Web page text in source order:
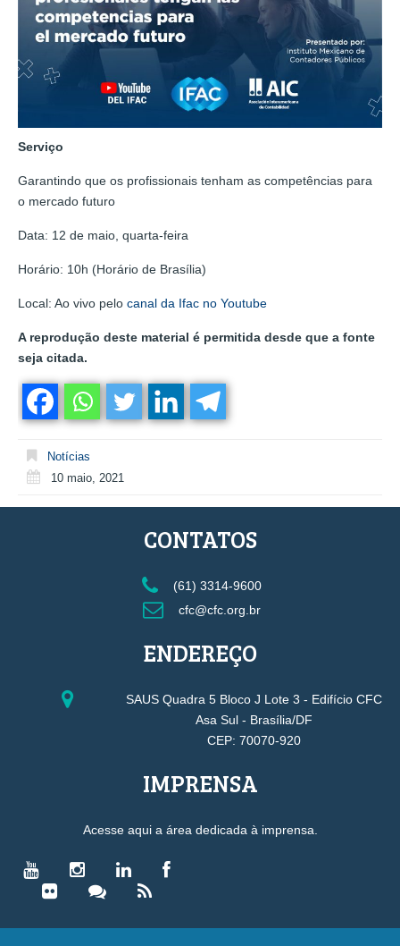
Serviço
Garantindo que os profissionais tenham as competências para
o mercado futuro
Data: 12 de maio, quarta-feira
Horário: 10h (Horário de Brasília)
Local: Ao vivo pelo canal da Ifac no Youtube
A reprodução deste material é permitida desde que a fonte
seja citada.
Notícias
10 maio, 2021
CONTATOS
(61) 3314-9600
cfc@cfc.org.br
ENDEREÇO
SAUS Quadra 5 Bloco J Lote 3 - Edifício CFC
Asa Sul - Brasília/DF
CEP: 70070-920
IMPRENSA
Acesse aqui a área dedicada à imprensa.